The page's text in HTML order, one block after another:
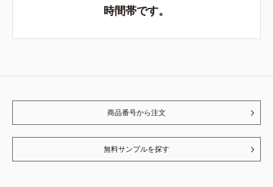
時間帯です。
商品番号から注文
無料サンプルを探す